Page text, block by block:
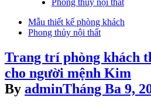
trải
phù
hợp
không
gian
phòng
khách
Phong thủy nội thất
PostedMẫu thiết kế phòng khách
Phong thủy nội thất
Trang trí phòng khách
cho người mệnh Kim
By adminTháng Ba 9,